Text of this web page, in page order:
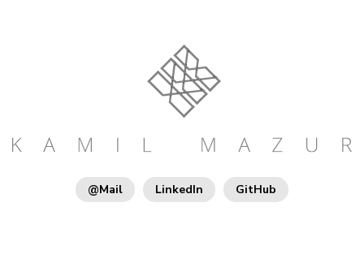
@Mail LinkedIn GitHub